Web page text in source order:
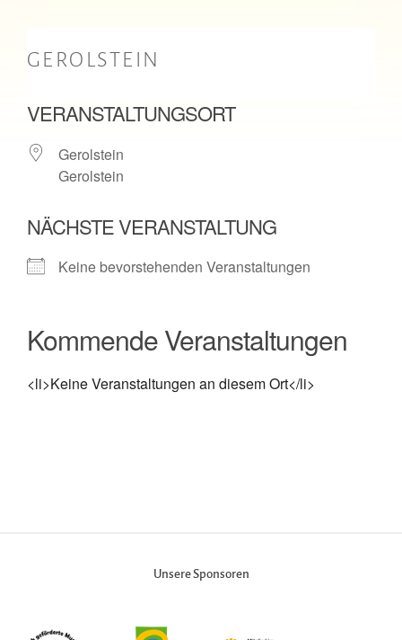
GEROLSTEIN
VERANSTALTUNGSORT
Gerolstein
Gerolstein
NÄCHSTE VERANSTALTUNG
Keine bevorstehenden Veranstaltungen
Kommende Veranstaltungen
<li>Keine Veranstaltungen an diesem Ort</li>
Unsere Sponsoren